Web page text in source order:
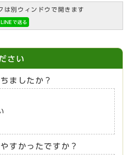
は別ウィンドウで開きます
さい
ましたか？
すかったですか？